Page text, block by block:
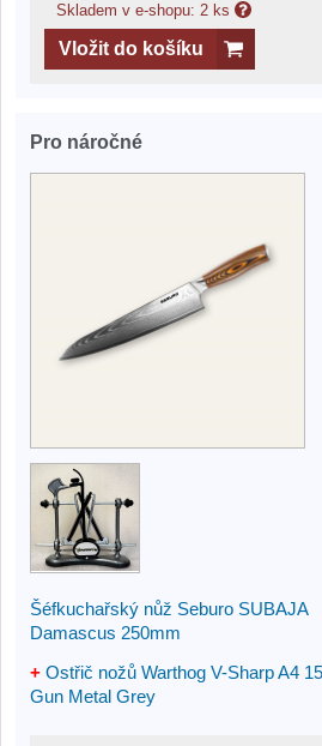
Skladem v e-shopu: 2 ks
Vložit do košíku
Pro náročné
Šéfkuchařský nůž Seburo SUBAJA
Damascus 250mm
+ Ostřič nožů Warthog V-Sharp A4
Gun Metal Grey